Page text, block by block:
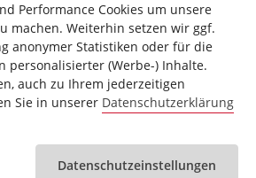
Mehrwertsteuer Deutschlands
innerhalb vom Festland Deutschlands.
findest Duhier.
innerhalb Deutschlands,
Performance Cookies um unsere
machen. Weiterhin setzen wir ggf.
anonymer Statistiken oder für die
personalisierter (Werbe-) Inhalte.
auch zu Ihrem jederzeitigen
Sie in unserer Datenschutzerklärung
Datenschutzeinstellungen